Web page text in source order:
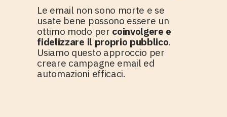
Le email non sono morte e se
usate bene possono essere un
ottimo modo per coinvolgere e
fidelizzare il proprio pubblico.
Usiamo questo approccio per
creare campagne email ed
automazioni efficaci.